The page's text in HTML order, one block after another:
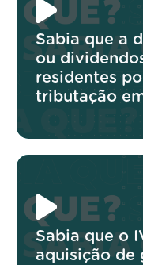
Sabia que a
ou
residentes
tributação
Sabia que o
aquisição de